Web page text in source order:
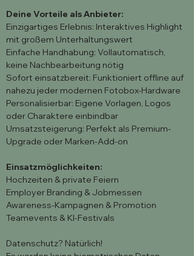
Deine Vorteile als Anbieter:
Einzigartiges Erlebnis: Interaktives Highlight
mit großem Unterhaltungswert
Einfache Handhabung: Vollautomatisch,
keine Nachbearbeitung nötig
Sofort einsatzbereit: Funktioniert offline auf
nahezu jeder modernen Fotobox-Hardware
Personalisierbar: Eigene Vorlagen, Logos
oder Charaktere einbindbar
Umsatzsteigerung: Perfekt als Premium-
Upgrade oder Marken-Add-on
Einsatzmöglichkeiten:
Hochzeiten & private Feiern
Employer Branding & Jobmessen
Awareness-Kampagnen & Promotion
Teamevents & KI-Festivals
Datenschutz? Natürlich!